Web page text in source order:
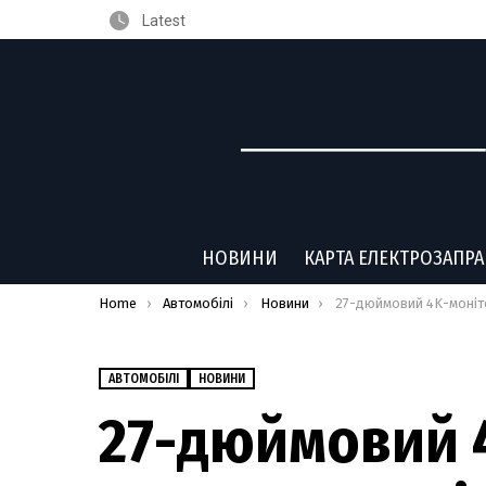
Latest
НОВИНИ КАРТА
You are here:
Home Автомобілі Новини 27-дюймовий 4K-монітор та висувна клавіатура з мишею:
АВТОМОБІЛІ НОВИНИ
27-дюймовий